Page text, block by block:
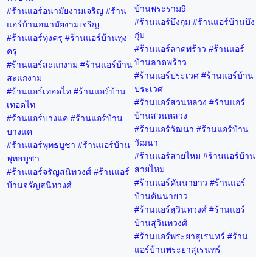
#ร้านแอร์อนามัยงามเจริญ #ร้าน
แอร์บ้านอนามัยงามเจริญ
#ร้านแอร์ทุ่งครุ #ร้านแอร์บ้านทุ่ง
ครุ
#ร้านแอร์สะแกงาม #ร้านแอร์บ้าน
สะแกงาม
#ร้านแอร์เทอดไท #ร้านแอร์บ้าน
เทอดไท
#ร้านแอร์บางแค #ร้านแอร์บ้าน
บางแค
#ร้านแอร์พุทธบูชา #ร้านแอร์บ้าน
พุทธบูชา
#ร้านแอร์จรัญสนิทวงศ์ #ร้านแอร์
บ้านจรัญสนิทวงศ์
บ้านพระราม9
#ร้านแอร์บึงกุ่ม #ร้านแอร์บ้านบึง
กุ่ม
#ร้านแอร์ลาดพร้าว #ร้านแอร์
บ้านลาดพร้าว
#ร้านแอร์ประเวศ #ร้านแอร์บ้าน
ประเวศ
#ร้านแอร์สวนหลวง #ร้านแอร์
บ้านสวนหลวง
#ร้านแอร์วัฒนา #ร้านแอร์บ้าน
วัฒนา
#ร้านแอร์สายไหม #ร้านแอร์บ้าน
สายไหม
#ร้านแอร์คันนายาว #ร้านแอร์
บ้านคันนายาว
#ร้านแอร์สุวินทวงศ์ #ร้านแอร์
บ้านสุวินทวงศ์
#ร้านแอร์พระยาสุเรนทร์ #ร้าน
แอร์บ้านพระยาสุเรนทร์